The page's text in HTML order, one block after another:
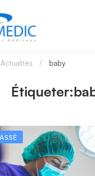
Actualités baby